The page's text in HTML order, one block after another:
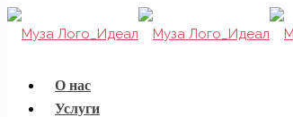
О нас
Услуги